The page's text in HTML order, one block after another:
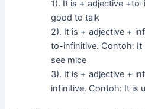
1). It is + adjective
good to talk
2). It is + adjective +
to-infinitive. Contoh: It
see mice
3). It is + adjective +
infinitive. Contoh: It is